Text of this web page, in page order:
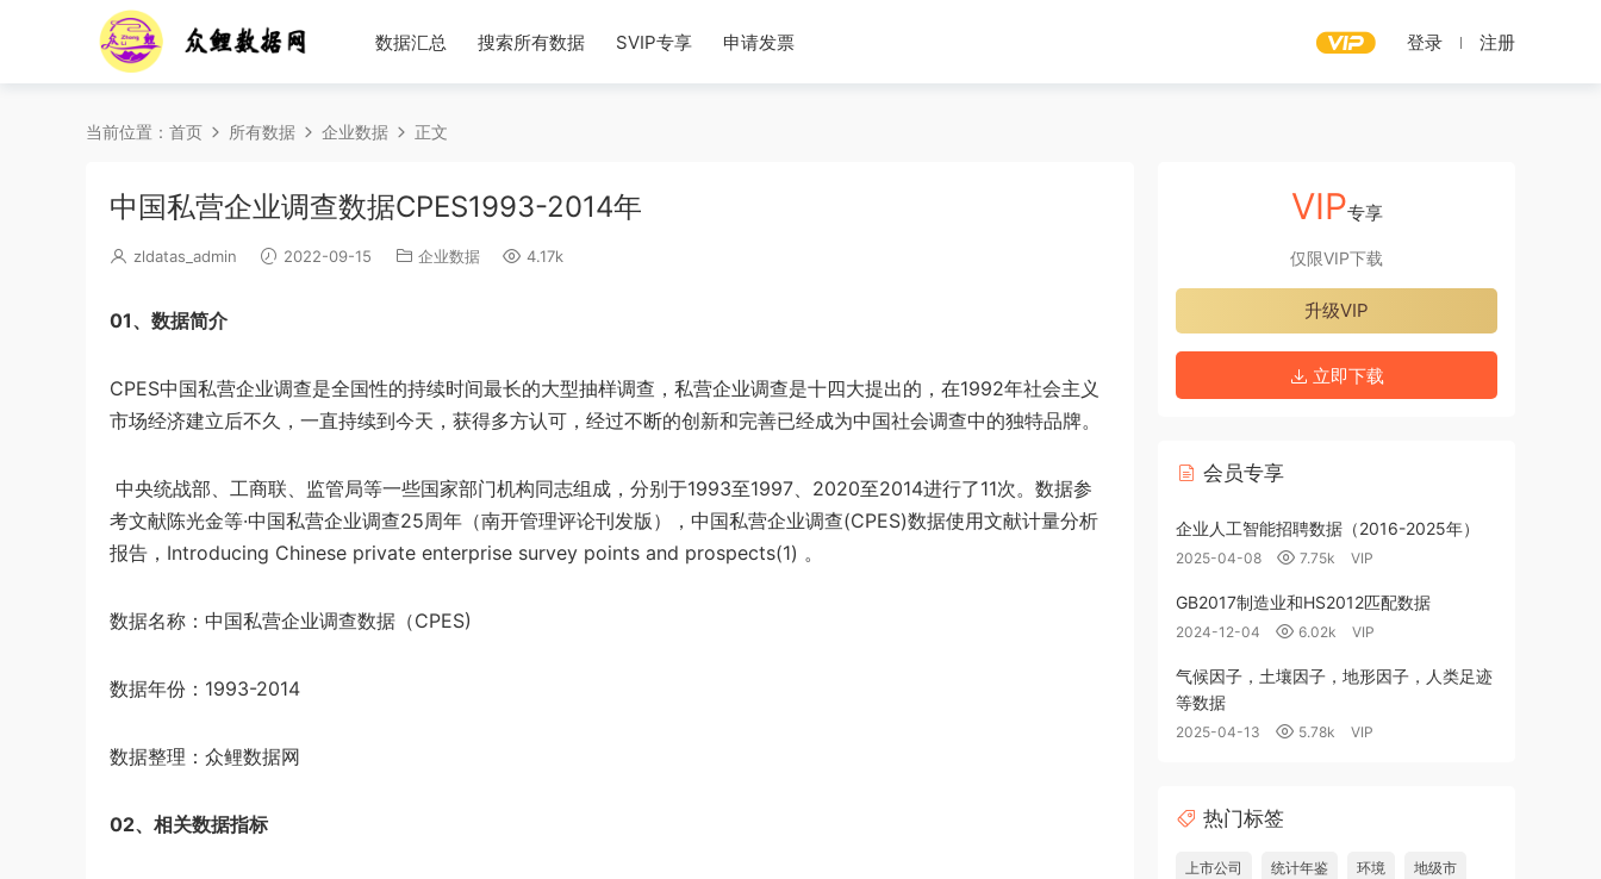
数据汇总 搜索所有数据 SVIP专享 申请发票 登录 注册
当前位置： 首页 所有数据 企业数据 正文
中国私营企业调查数据CPES1993-2014年
zldatas_admin 2022-09-15 企业数据 4.17k
01、数据简介
CPES中国私营企业调查是全国性的持续时间最长的大型抽样调查，私营企业调查是十四大提出的，在1992年社会主义
市场经济建立后不久，一直持续到今天，获得多方认可，经过不断的创新和完善已经成为中国社会调查中的独特品牌。
中央统战部、工商联、监管局等一些国家部门机构同志组成，分别于1993至1997、2020至2014进行了11次。数据参
考文献陈光金等·中国私营企业调查25周年（南开管理评论刊发版），中国私营企业调查(CPES)数据使用文献计量分析
报告，Introducing Chinese private enterprise survey points and prospects(1) 。
数据名称：中国私营企业调查数据（CPES)
数据年份：1993-2014
数据整理：众鲤数据网
02、相关数据指标
VIP专享
仅限VIP下载
升级VIP
立即下载
会员专享
企业人工智能招聘数据（2016-2025年）
2025-04-08 7.75k VIP
GB2017制造业和HS2012匹配数据
2024-12-04 6.02k VIP
气候因子，土壤因子，地形因子，人类足迹
等数据
2025-04-13 5.78k VIP
热门标签
上市公司 统计年鉴 环境 地级市